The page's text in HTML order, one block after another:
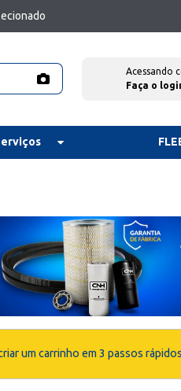
Acessando
Faça o
um carrinho em 3 passos